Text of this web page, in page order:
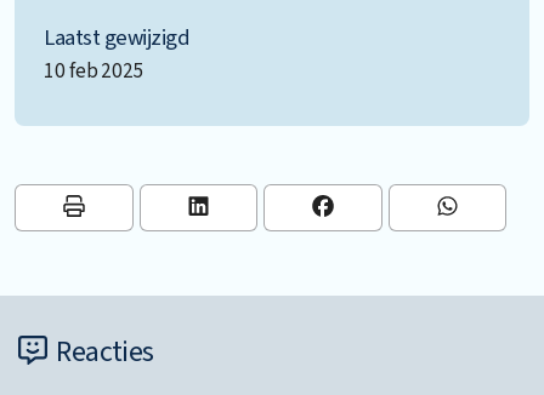
Laatst gewijzigd
10 feb 2025
Reacties